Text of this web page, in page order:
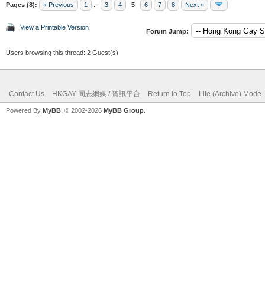
Pages (8): « Previous 1 3 4 5 6 7 8 Next »
View a Printable Version
Forum Jump:
Users browsing this thread: 2 Guest(s)
Contact Us HKGAY 同志網媒 / 資訊平台 Return to Top Lite (Archive) Mode
Powered By MyBB , © 2002-2026 MyBB Group